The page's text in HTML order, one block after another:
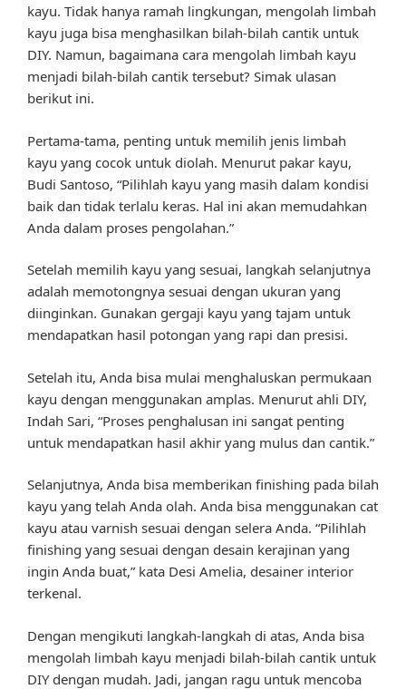
kayu. Tidak hanya ramah lingkungan, mengolah limbah
kayu juga bisa menghasilkan bilah-bilah cantik untuk
DIY. Namun, bagaimana cara mengolah limbah kayu
menjadi bilah-bilah cantik tersebut? Simak ulasan
berikut ini.
Pertama-tama, penting untuk memilih jenis limbah
kayu yang cocok untuk diolah. Menurut pakar kayu,
Budi Santoso, “Pilihlah kayu yang masih dalam kondisi
baik dan tidak terlalu keras. Hal ini akan memudahkan
Anda dalam proses pengolahan.”
Setelah memilih kayu yang sesuai, langkah selanjutnya
adalah memotongnya sesuai dengan ukuran yang
diinginkan. Gunakan gergaji kayu yang tajam untuk
mendapatkan hasil potongan yang rapi dan presisi.
Setelah itu, Anda bisa mulai menghaluskan permukaan
kayu dengan menggunakan amplas. Menurut ahli DIY,
Indah Sari, “Proses penghalusan ini sangat penting
untuk mendapatkan hasil akhir yang mulus dan cantik.”
Selanjutnya, Anda bisa memberikan finishing pada bilah
kayu yang telah Anda olah. Anda bisa menggunakan cat
kayu atau varnish sesuai dengan selera Anda. “Pilihlah
finishing yang sesuai dengan desain kerajinan yang
ingin Anda buat,” kata Desi Amelia, desainer interior
terkenal.
Dengan mengikuti langkah-langkah di atas, Anda bisa
mengolah limbah kayu menjadi bilah-bilah cantik untuk
DIY dengan mudah. Jadi, jangan ragu untuk mencoba